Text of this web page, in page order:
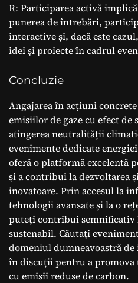
R: Participarea activă
punerea de întrebări,
interactive și, dacă este
idei și proiecte în cadrul
Concluzie
Angajarea în acțiuni
emisiilor de gaze cu efect de
atingerea neutralității
evenimente dedicate
oferă o platformă excelentă
și a contribui la dezvoltarea
inovatoare. Prin accesul la
tehnologii avansate și la o
puteți contribui
sustenabil. Căutați
domeniul dumneavoastră
în discuții pentru a promova
cu emisii reduse de carbon.